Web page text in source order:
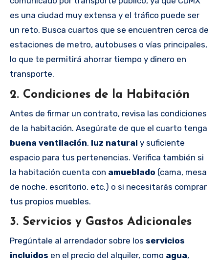
es una ciudad muy extensa y el tráfico puede ser
un reto. Busca cuartos que se encuentren cerca de
estaciones de metro, autobuses o vías principales,
lo que te permitirá ahorrar tiempo y dinero en
transporte.
2. Condiciones de la Habitación
Antes de firmar un contrato, revisa las condiciones
de la habitación. Asegúrate de que el cuarto tenga
buena ventilación, luz natural y suficiente
espacio para tus pertenencias. Verifica también si
la habitación cuenta con amueblado (cama, mesa
de noche, escritorio, etc.) o si necesitarás comprar
tus propios muebles.
3. Servicios y Gastos Adicionales
Pregúntale al arrendador sobre los servicios
incluidos en el precio del alquiler, como agua,